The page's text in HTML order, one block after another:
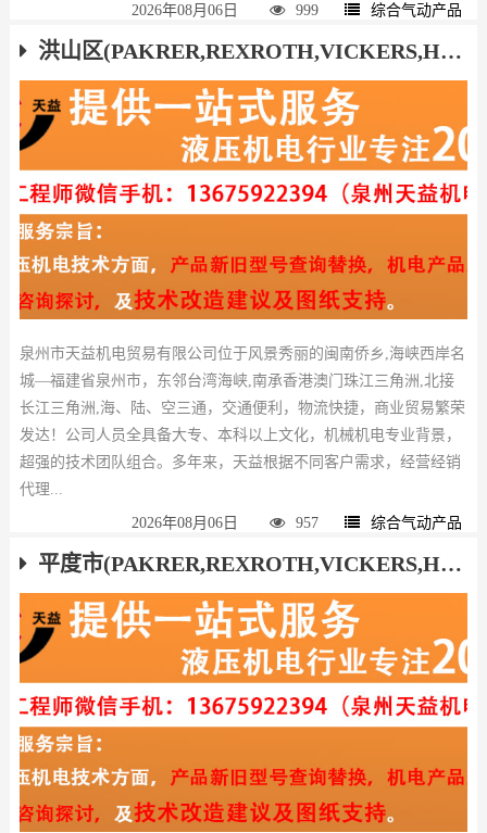
2026年08月06日 999 综合气动产品
洪山区(PAKRER,REXROTH,VICKERS,HAWE,ATOS,YUKEN)液压气动产品厂家
泉州市天益机电贸易有限公司位于风景秀丽的闽南侨乡,海峡西岸名
城—福建省泉州市，东邻台湾海峡,南承香港澳门珠江三角洲,北接
长江三角洲,海、陆、空三通，交通便利，物流快捷，商业贸易繁荣
发达！公司人员全具备大专、本科以上文化，机械机电专业背景，
超强的技术团队组合。多年来，天益根据不同客户需求，经营经销
代理...
2026年08月06日 957 综合气动产品
平度市(PAKRER,REXROTH,VICKERS,HAWE,ATOS,YUKEN)液压气动产品厂家